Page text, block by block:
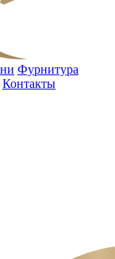
Фурнитура
Контакты